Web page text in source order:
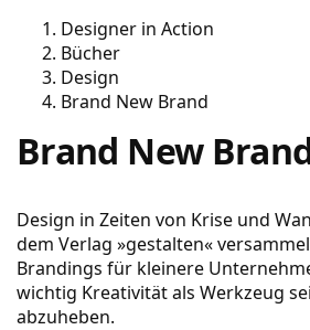
Designer in Action
Bücher
Design
Brand New Brand
Brand New
Design in Zeiten von Krise und
dem Verlag »gestalten«
Brandings für kleinere
wichtig Kreativität als Werkzeug
abzuheben.